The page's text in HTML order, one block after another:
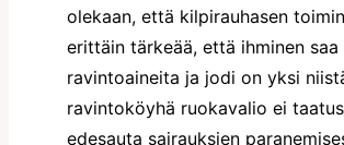
olekaan, että kilpirauhasen
erittäin tärkeää, että ihminen saa
ravintoaineita ja jodi on yksi
ravintoköyhä ruokavalio ei
edesauta sairauksien